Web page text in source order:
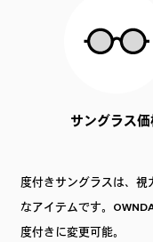
サングラス価
度付きサングラスは、視
なアイテムです。
度付きに変更可能。